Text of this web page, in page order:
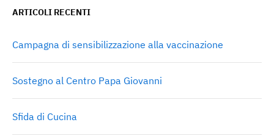
ARTICOLI RECENTI
Campagna di sensibilizzazione alla vaccinazione
Sostegno al Centro Papa Giovanni
Sfida di Cucina